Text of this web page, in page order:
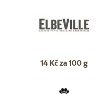
14 Kč za 100 g